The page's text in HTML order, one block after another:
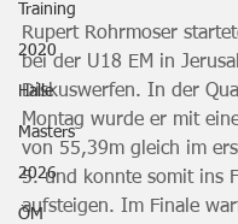
Training
2020
Halle
Masters
2026
ÖM
Rupert Rohrmoser
bei der U18 EM in
Diskuswerfen. In der
Montag wurde er mit
von 55,39m gleich im
5. und konnte somit ins
aufsteigen. Im Finale